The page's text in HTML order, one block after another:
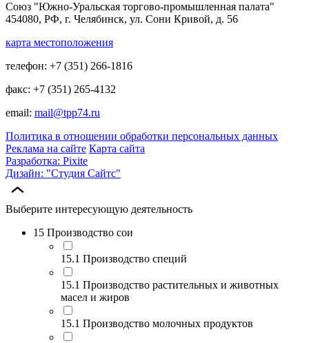
Союз "Южно-Уральская торгово-промышленная палата"
454080, РФ, г. Челябинск, ул. Сони Кривой, д. 56
карта местоположения
телефон: +7 (351) 266-1816
факс: +7 (351) 265-4132
email: mail@tpp74.ru
Политика в отношении обработки персональных данных
Реклама на сайте Карта сайта
Разработка: Pixite
Дизайн: "Студия Сайтс"
Выберите интересующую деятельность
15 Производство сои
15.1 Производство специй
15.1 Производство растительных и животных
масел и жиров
15.1 Производство молочных продуктов